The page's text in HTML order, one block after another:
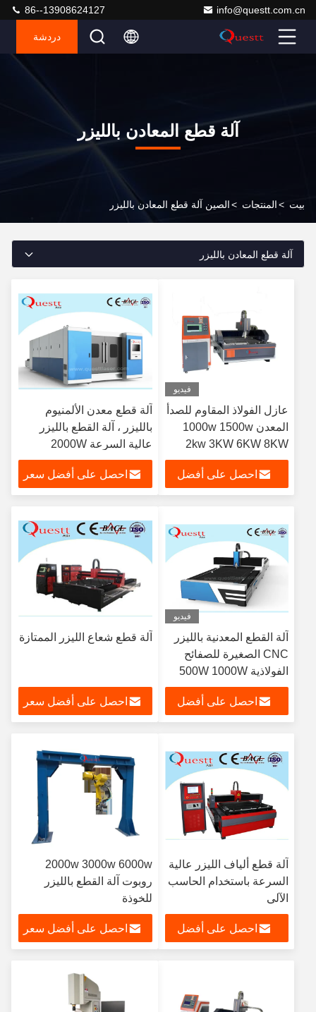
info@questt.com.cn
86--13908624127
دردشة
آلة قطع المعادن بالليزر
بيت >المنتجات >الصين آلة قطع المعادن بالليزر
آلة قطع المعادن بالليزر
فيديو
عازل الفولاذ المقاوم للصدأ
المعدن 1000w 1500w
2kw 3KW 6KW 8KW
لقطة الليزر الألياف
احصل على أفضل
آلة قطع معدن الألمنيوم
بالليزر ، آلة القطع بالليزر
عالية السرعة 2000W
احصل على أفضل سعر
فيديو
آلة القطع المعدنية بالليزر
CNC الصغيرة للصفائح
الفولاذية 500W 1000W
3000 Watt
احصل على أفضل
آلة قطع شعاع الليزر الممتازة
احصل على أفضل سعر
آلة قطع ألياف الليزر عالية
السرعة باستخدام الحاسب
الآلي
احصل على أفضل
2000w 3000w 6000w
روبوت آلة القطع بالليزر
للخوذة
احصل على أفضل سعر